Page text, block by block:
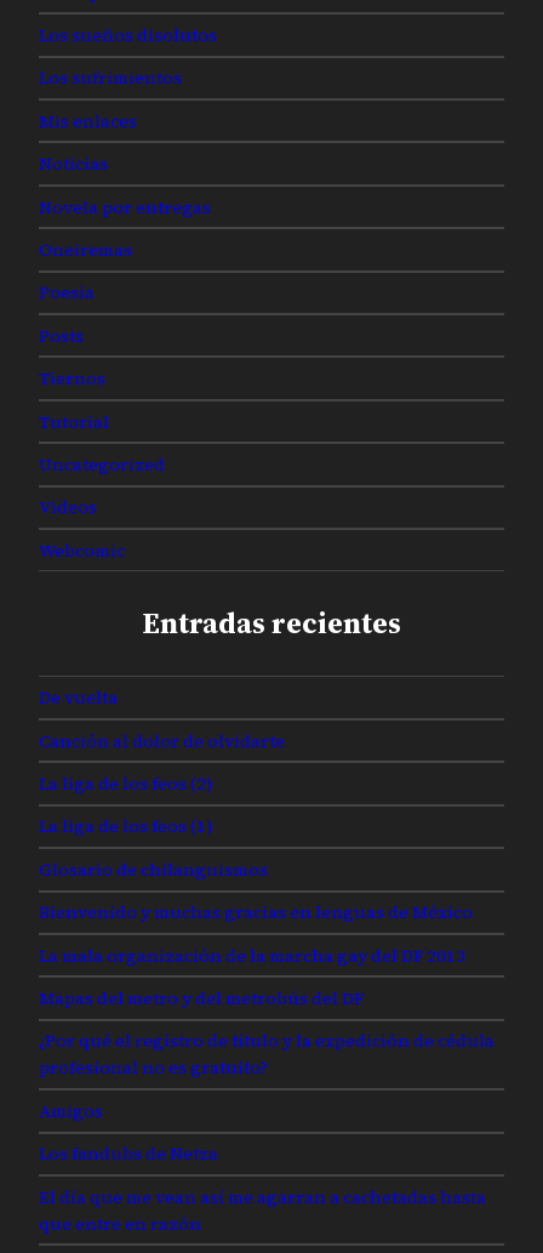
Los sueños disolutos
Los sufrimientos
Mis enlaces
Noticias
Novela por entregas
Oneiremas
Poesía
Posts
Tiernos
Tutorial
Uncategorized
Videos
Webcomic
Entradas recientes
De vuelta
Canción al dolor de olvidarte
La liga de los feos (2)
La liga de los feos (1)
Glosario de chilanguismos
Bienvenido y muchas gracias en lenguas de México
La mala organización de la marcha gay del DF 2013
Mapas del metro y del metrobús del DF
¿Por qué el registro de título y la expedición de cédula
profesional no es gratuito?
Amigos
Los fandubs de Netza
El día que me vean así me agarran a cachetadas hasta
que entre en razón